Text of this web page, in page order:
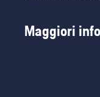
Maggiori